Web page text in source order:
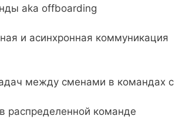
aka offboarding
и асинхронная коммуникация
между сменами в командах с
распределенной команде